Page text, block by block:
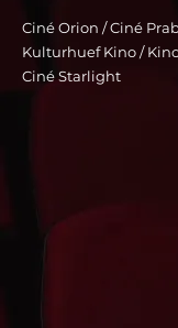
Ciné Orion / Ciné
Kulturhuef Kino /
Ciné Starlight